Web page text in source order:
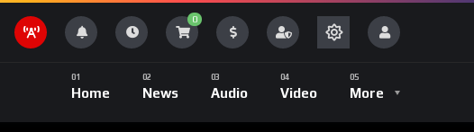
0
Home News Audio Video More